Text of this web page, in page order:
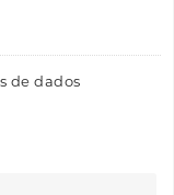
de dados